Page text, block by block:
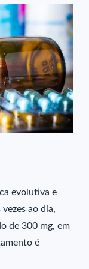
evolutiva e
ao dia,
de 300 mg, em
é